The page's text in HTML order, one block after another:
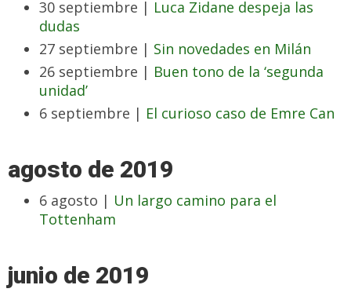
30 septiembre | Luca Zidane despeja las
dudas
27 septiembre | Sin novedades en Milán
26 septiembre | Buen tono de la ‘segunda
unidad’
6 septiembre | El curioso caso de Emre Can
agosto de 2019
6 agosto | Un largo camino para el
Tottenham
junio de 2019